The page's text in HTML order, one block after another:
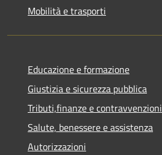
Mobilità e trasporti
Educazione e formazione
Giustizia e sicurezza pubblica
Tributi,finanze e contravvenzioni
Salute, benessere e assistenza
Autorizzazioni